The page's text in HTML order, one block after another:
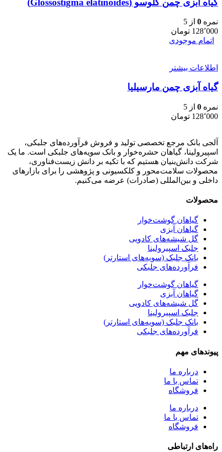
نمره 0 از 5
128٬000 تومان
اتمام موجودی
اطلاعات بیشتر
گیاه آبزی چمن مارسیلیا
نمره 0 از 5
128٬000 تومان
آلجی بانک مرجع تخصصی تولید و فروش فرآورده‌های جلبکی،
اسپیرولینا، گیاهان حشره‌خوار و بانک سویه‌های جلبکی است. ما یک
شرکت دانش‌بنیان هستیم که با تکیه بر دانش زیست‌فناوری،
محصولات سلامت‌محور و کلکسیونی و پژوهشی را برای بازارهای
داخلی و بین‌المللی (صادرات) عرضه می‌کنیم.
محصولات
گیاهان گوشت‌خوار
گیاهان آبزی
گل شیشه‌های کادویی
جلبک اسپیرولینا
بانک جلبک (سویه‌های استارتر)
فرآورده‌های جلبکی
گیاهان گوشت‌خوار
گیاهان آبزی
گل شیشه‌های کادویی
جلبک اسپیرولینا
بانک جلبک (سویه‌های استارتر)
فرآورده‌های جلبکی
پیوندهای مهم
درباره ما
تماس با ما
فروشگاه
درباره ما
تماس با ما
فروشگاه
راه‌های ارتباطی